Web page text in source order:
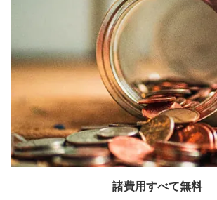
諸費用すべて無料